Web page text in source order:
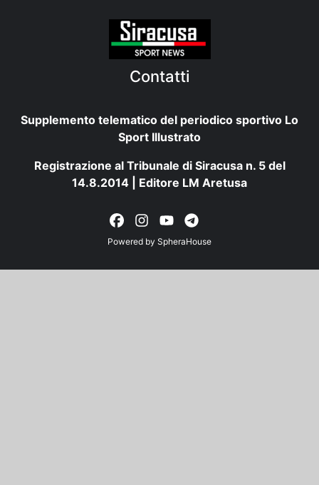
Contatti
Supplemento telematico del periodico sportivo Lo
Sport Illustrato
Registrazione al Tribunale di Siracusa n. 5 del
14.8.2014 | Editore LM Aretusa
Powered by SpheraHouse